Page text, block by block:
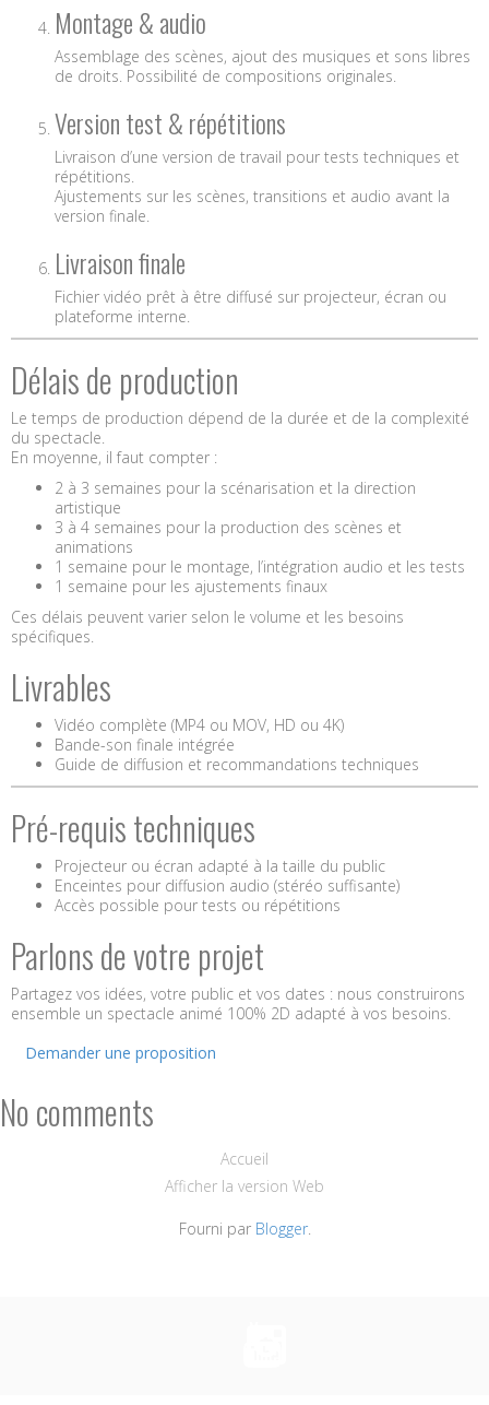
Montage & audio
Assemblage des scènes, ajout des musiques et sons libres
de droits. Possibilité de compositions originales.
Version test & répétitions
Livraison d’une version de travail pour tests techniques et
répétitions.
Ajustements sur les scènes, transitions et audio avant la
version finale.
Livraison finale
Fichier vidéo prêt à être diffusé sur projecteur, écran ou
plateforme interne.
Délais de production
Le temps de production dépend de la durée et de la complexité
du spectacle.
En moyenne, il faut compter :
2 à 3 semaines pour la scénarisation et la direction
artistique
3 à 4 semaines pour la production des scènes et
animations
1 semaine pour le montage, l’intégration audio et les tests
1 semaine pour les ajustements finaux
Ces délais peuvent varier selon le volume et les besoins
spécifiques.
Livrables
Vidéo complète (MP4 ou MOV, HD ou 4K)
Bande-son finale intégrée
Guide de diffusion et recommandations techniques
Pré-requis techniques
Projecteur ou écran adapté à la taille du public
Enceintes pour diffusion audio (stéréo suffisante)
Accès possible pour tests ou répétitions
Parlons de votre projet
Partagez vos idées, votre public et vos dates : nous construirons
ensemble un spectacle animé 100% 2D adapté à vos besoins.
Demander une proposition
No comments
Accueil
Afficher la version Web
Fourni par Blogger.